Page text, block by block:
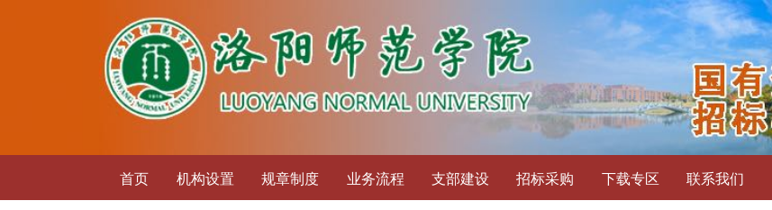
首页 机构设置 规章制度 业务流程 支部建设 招标采购 下载专区 联系我们